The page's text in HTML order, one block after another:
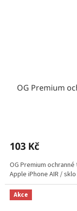
OG Premium
103 Kč
OG Premium
Apple iPhone AIR /
Akce